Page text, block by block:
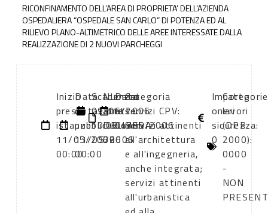
RICONFINAMENTO DELL’AREA DI PROPRIETA’ DELL’AZIENDA
OSPEDALIERA “OSPEDALE SAN CARLO” DI POTENZA ED AL
RILIEVO PLANO-ALTIMETRICO DELLE AREE INTERESSATE DALLA
REALIZZAZIONE DI 2 NUOVI PARCHEGGI
Inizio
presentazione
istanze:
11/05/2006
00:00
Data
di
pubblicazione:
11/05/2006
00:00
Scadenza:
09/06/2006
10:00
Numero
atto:
DELIBERA
596
Data
atto:
04/05/2006
Categoria
servizi CPV:
Servizi attinenti
all'architettura
e all'ingegneria,
anche integrata;
servizi attinenti
all'urbanistica
Importo
oneri
sicurezza:
0
Categorie
lavori
(DPR
2000):
0000
-
NON